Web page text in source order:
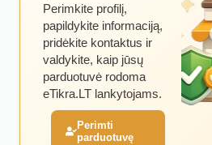
Perimkite profilį,
papildykite informaciją,
pridėkite kontaktus ir
valdykite, kaip jūsų
parduotuvė rodoma
eTikra.LT lankytojams.
Perimti
parduotuvę